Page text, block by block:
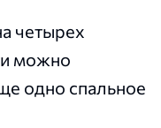
четырех
можно
одно спальное